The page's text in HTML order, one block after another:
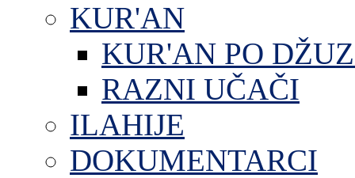
KUR'AN
KUR'AN PO
RAZNI UČAČI
ILAHIJE
DOKUMENTARCI